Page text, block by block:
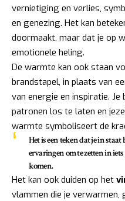
vernietiging en verlies,
en genezing. Het kan
doormaakt, maar dat je op
emotionele heling.
De warmte kan ook staan
brandstapel, in plaats van
van energie en inspiratie.
patronen los te laten en
warmte symboliseert de
Het is een teken dat je in
ervaringen om te zetten in
komen.
Het kan ook duiden op het
vlammen die je verwarmen,